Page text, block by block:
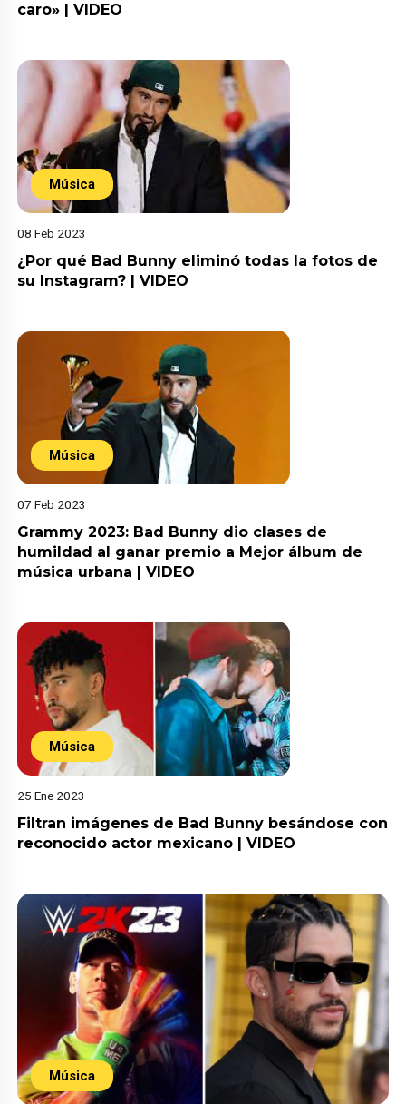
caro» | VIDEO
Música
08 Feb 2023
¿Por qué Bad Bunny eliminó todas la fotos de
su Instagram? | VIDEO
Música
07 Feb 2023
Grammy 2023: Bad Bunny dio clases de
humildad al ganar premio a Mejor álbum de
música urbana | VIDEO
Música
25 Ene 2023
Filtran imágenes de Bad Bunny besándose con
reconocido actor mexicano | VIDEO
Música